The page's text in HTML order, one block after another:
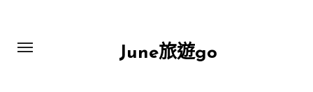
content
June旅遊go